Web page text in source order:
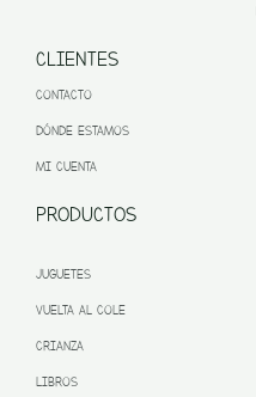
CLIENTES
CONTACTO
DÓNDE ESTAMOS
MI CUENTA
PRODUCTOS
JUGUETES
VUELTA AL COLE
CRIANZA
LIBROS